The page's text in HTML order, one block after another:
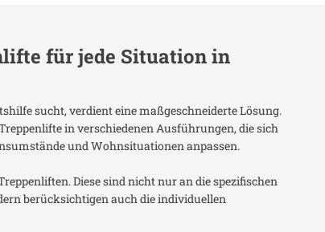
für jede Situation in
sucht, verdient eine maßgeschneiderte Lösung.
in verschiedenen Ausführungen, die sich
und Wohnsituationen anpassen.
Diese sind nicht nur an die spezifischen
berücksichtigen auch die individuellen